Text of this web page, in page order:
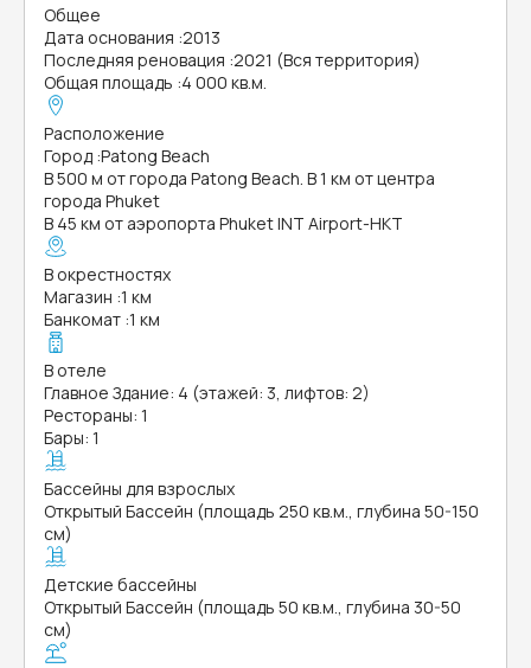
Общее
Дата основания :2013
Последняя реновация :2021 (Вся территория)
Общая площадь :4 000 кв.м.
Расположение
Город :Patong Beach
В 500 м от города Patong Beach. В 1 км от центра
города Phuket
В 45 км от аэропорта Phuket INT Airport-HKT
В окрестностях
Магазин :1 км
Банкомат :1 км
В отеле
Главное Здание: 4 (этажей: 3, лифтов: 2)
Рестораны: 1
Бары: 1
Бассейны для взрослых
Открытый Бассейн (площадь 250 кв.м., глубина 50-150
см)
Детские бассейны
Открытый Бассейн (площадь 50 кв.м., глубина 30-50
см)